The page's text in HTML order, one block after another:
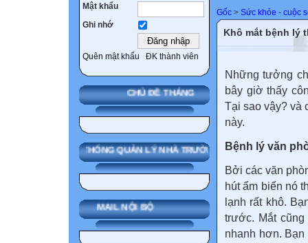
Mật khẩu
Ghi nhớ
Quên mật khẩu ĐK thành viên
CHỦ ĐỀ THÁNG
SMAS HỆ THỐNG QUẢN LÝ NHÀ TRƯỜNG
MAIL NỘI BỘ
Gốc > Sức khỏe - cuộc
Khô mắt bệnh lý
Những tưởng
bây giờ thấy
Tại sao vậy? và
này.
Bệnh lý văn
Bởi các văn
hút ẩm biến nó
lạnh rất khô.
trước. Mắt
nhanh hơn.